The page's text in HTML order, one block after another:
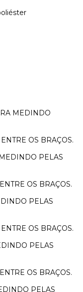
MEDINDO
OS BRAÇOS.
PELAS
OS BRAÇOS.
PELAS
OS BRAÇOS.
PELAS
OS BRAÇOS.
PELAS